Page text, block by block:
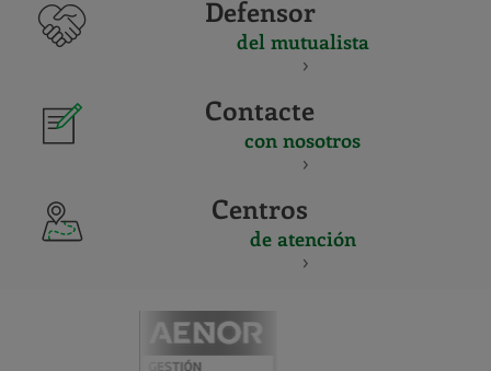
Defensor
del mutualista
Contacte
con nosotros
Centros
de atención
Y